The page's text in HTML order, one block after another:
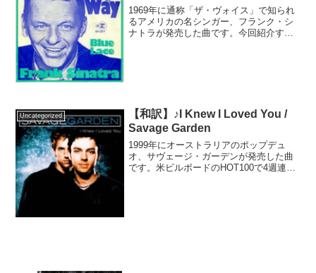
1969年に通称「ザ・ヴォイス」で知られ
るアメリカの名シンガー、フランク・シ
ナトラが発売した曲です。今回紹介する
Uncategorized
【和訳】♪I Knew I Loved You /
Savage Garden
1999年にオーストラリアのポップデュ
オ、サヴェージ・ガーデンが発売した曲
です。米ビルボードのHOT100で4週連続